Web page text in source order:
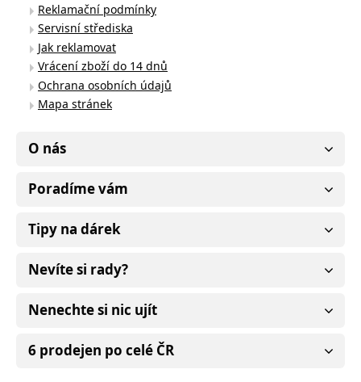
Reklamační podmínky
Servisní střediska
Jak reklamovat
Vrácení zboží do 14 dnů
Ochrana osobních údajů
Mapa stránek
O nás
Poradíme vám
Tipy na dárek
Nevíte si rady?
Nenechte si nic ujít
6 prodejen po celé ČR